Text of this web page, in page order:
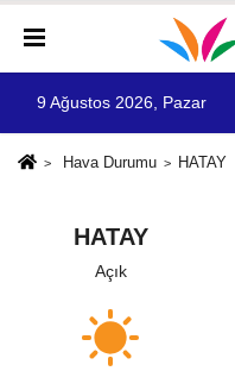
9 Ağustos 2026, Pazar
Hava Durumu HATAY
HATAY
Açık